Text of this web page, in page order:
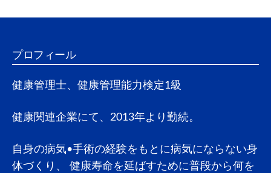
プロフィール
健康管理士、健康管理能力検定1級
健康関連企業にて、2013年より勤続。
自身の病気•手術の経験をもとに病気にならない身
体づくり、 健康寿命を延ばすために普段から何を